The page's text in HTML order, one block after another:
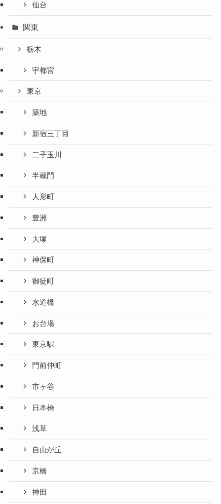
仙台
関東
栃木
宇都宮
東京
築地
新宿三丁目
二子玉川
半蔵門
人形町
豊洲
大塚
神保町
御徒町
水道橋
お台場
東京駅
門前仲町
市ヶ谷
日本橋
浅草
自由が丘
京橋
神田